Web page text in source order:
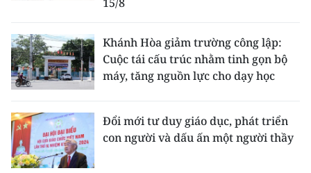
Khánh Hòa giảm trường công lập:
Cuộc tái cấu trúc nhằm tinh gọn bộ
máy, tăng nguồn lực cho dạy học
Đổi mới tư duy giáo dục, phát triển
con người và dấu ấn một người thầy